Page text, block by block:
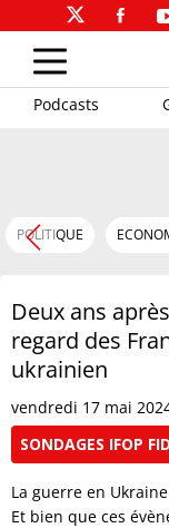
Podcasts
POLITIQUE
Deux ans
regard des
ukrainien
vendredi 17 mai
SONDAGES IFOP
La guerre en
Et bien que ces